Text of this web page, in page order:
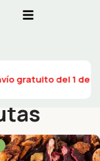
gratuito del 1 de